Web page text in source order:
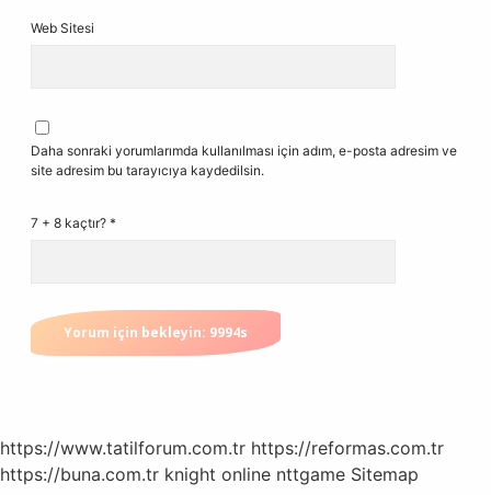
Web Sitesi
Daha sonraki yorumlarımda kullanılması için adım, e-posta adresim ve
site adresim bu tarayıcıya kaydedilsin.
7 + 8 kaçtır? *
https://www.tatilforum.com.tr https://reformas.com.tr
https://buna.com.tr knight online nttgame Sitemap